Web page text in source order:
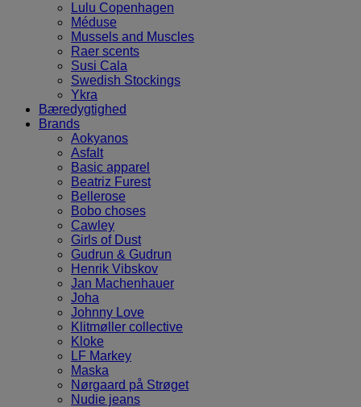
Lulu Copenhagen
Méduse
Mussels and Muscles
Raer scents
Susi Cala
Swedish Stockings
Ykra
Bæredygtighed
Brands
Aokyanos
Asfalt
Basic apparel
Beatriz Furest
Bellerose
Bobo choses
Cawley
Girls of Dust
Gudrun & Gudrun
Henrik Vibskov
Jan Machenhauer
Joha
Johnny Love
Klitmøller collective
Kloke
LF Markey
Maska
Nørgaard på Strøget
Nudie jeans